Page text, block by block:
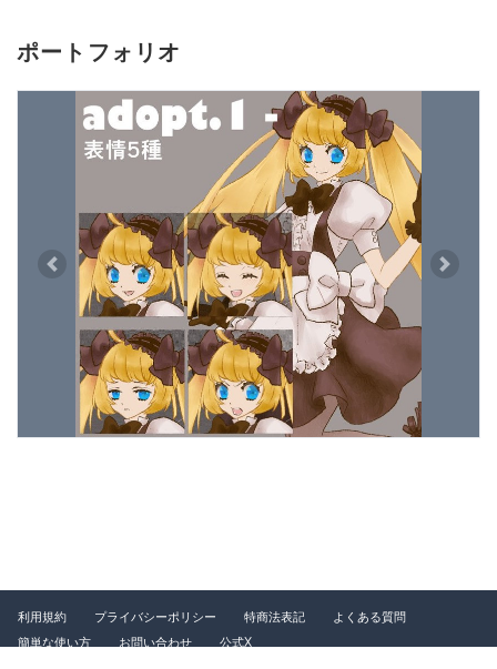
ポートフォリオ
Previous Next
利用規約 プライバシーポリシー 特商法表記
よくある質問
簡単な使い方
お問い合わせ 公式X